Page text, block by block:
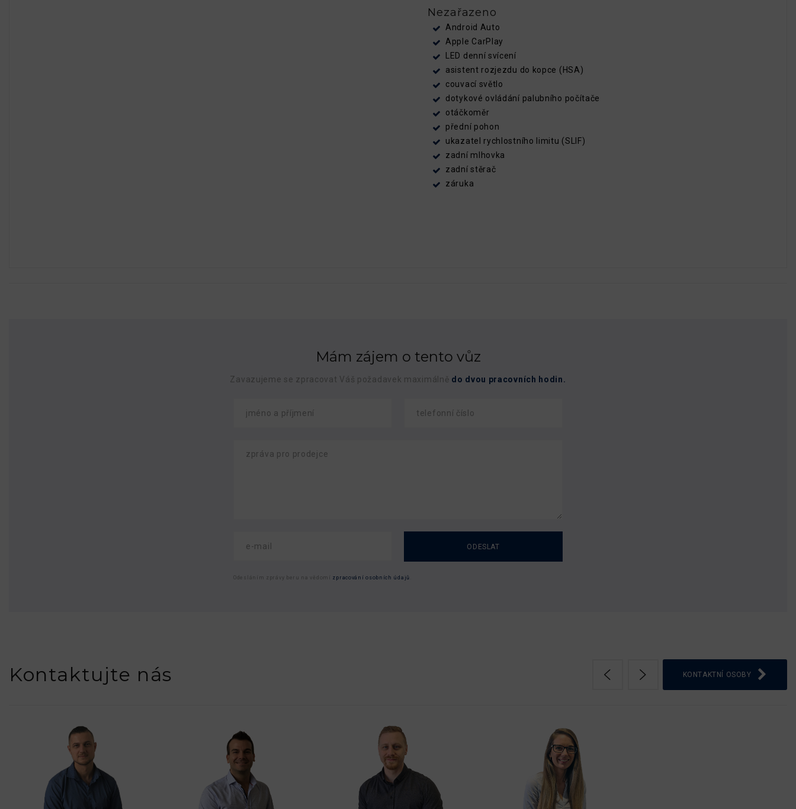
Nezařazeno
Android Auto
Apple CarPlay
LED denní svícení
asistent rozjezdu do kopce (HSA)
couvací světlo
dotykové ovládání palubního počítače
otáčkoměr
přední pohon
ukazatel rychlostního limitu (SLIF)
zadní mlhovka
zadní stěrač
záruka
Mám zájem o tento vůz
Zavazujeme se zpracovat Váš požadavek maximálně do dvou pracovních hodin.
ODESLAT
Odesláním zprávy beru na vědomí zpracování osobních údajů
Kontaktujte nás KONTAKTNÍ OSOBY